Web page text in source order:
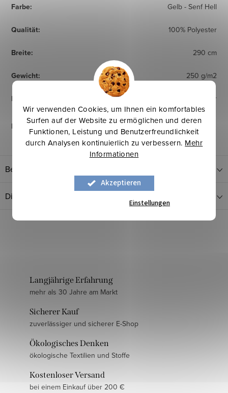
Wir verwenden Cookies, um Ihnen ein komfortables
Surfen auf der Website zu ermöglichen und deren
Funktionen, Leistung und Benutzerfreundlichkeit
durch Analysen kontinuierlich zu verbessern. Mehr
Informationen
Akzeptieren
Einstellungen
Farbe: Gelb - Senf Hell
Qualität: 100% Polyester
Breite: 290 cm
Gewicht: 250 g/m2
Herkunftsland Europäischer Hersteller
Pflegehinweise
Bewertung
Diskussion
Langjährige Erfahrung
mehr als 30 Jahre am Markt
Sicherer Kauf
zuverlässiger und sicherer E-Shop
Ökologisches Denken
ökologische Textilien und Stoffe
Kostenloser Versand
bei einem Einkauf über 200 €